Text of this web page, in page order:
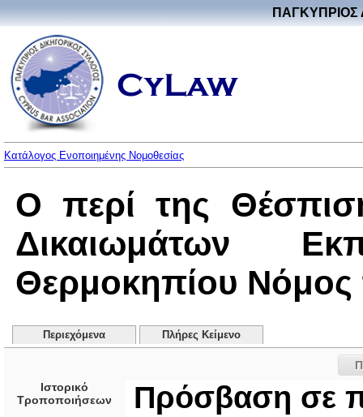
ΠΑΓΚΥΠΡΙΟΣ
Κατάλογος Ενοποιημένης Νομοθεσίας
Ο περί της
Δικαιωμάτων
Θερμοκηπίου Νόμος
Περιεχόμενα Πλήρες Κείμενο
Ιστορικό
Τροποποιήσεων
Πρόσβαση σε